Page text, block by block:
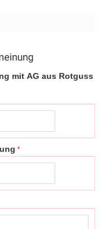
mit AG aus Rotguss